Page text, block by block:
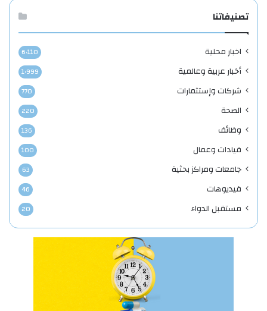
تصنيفاتنا
اخبار محلية 6٬110
أخبار عربية وعالمية 1٬999
شركات وإستثمارات 770
الصحة 220
وظائف 136
قيادات وعمال 100
جامعات ومراكز بحثية 63
فيديوهات 46
مستقبل الدواء 20